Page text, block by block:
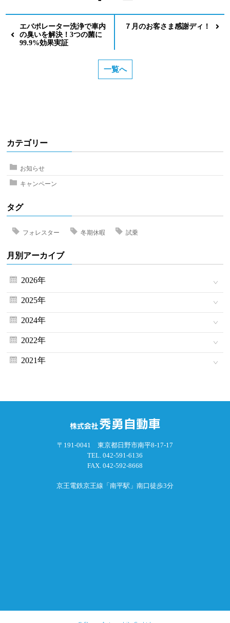
エバポレーター洗浄で車内
の臭いを解決！3つの菌に
99.9%効果実証
７月のお客さま感謝ディ！
一覧へ
カテゴリー
お知らせ
キャンペーン
タグ
フォレスター 冬期休暇 試乗
月別アーカイブ
2026年
2025年
2024年
2022年
2021年
〒191-0041 東京都日野市南平8-17-17
TEL. 042-591-6136
FAX. 042-592-8668
京王電鉄京王線「南平駅」南口徒歩3分